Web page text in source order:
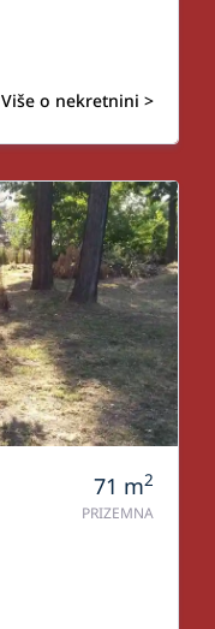
Više o nekretnini >
71 m2
PRIZEMNA